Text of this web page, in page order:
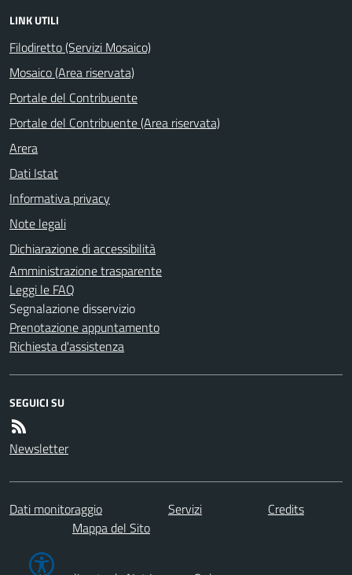
LINK UTILI
Filodiretto (Servizi Mosaico)
Mosaico (Area riservata)
Portale del Contribuente
Portale del Contribuente (Area riservata)
Arera
Dati Istat
Informativa privacy
Note legali
Dichiarazione di accessibilità
Amministrazione trasparente
Leggi le FAQ
Segnalazione disservizio
Prenotazione appuntamento
Richiesta d'assistenza
SEGUICI SU
Newsletter
Dati monitoraggio Servizi
Credits
Mappa del Sito